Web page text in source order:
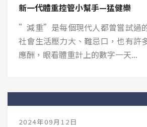
新一代體重控管小幫手—猛健樂
”減重”是每個現代人都曾嘗試過
社會生活壓力大、難忌口，也有許
應酬，眼看體重計上的數字一天...
2024年09月12日